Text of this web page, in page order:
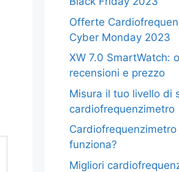
Offerte
Cyber Monday 2023
XW 7.0 SmartWatch:
recensioni e prezzo
Misura il tuo livello di
cardiofrequenzimetro
funziona?
Migliori